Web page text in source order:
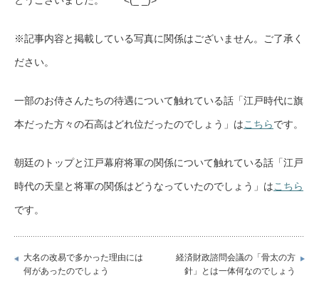
※記事内容と掲載している写真に関係はございません。ご了承く
ださい。
一部のお侍さんたちの待遇について触れている話「江戸時代に旗
本だった方々の石高はどれ位だったのでしょう」はこちらです。
朝廷のトップと江戸幕府将軍の関係について触れている話「江戸
時代の天皇と将軍の関係はどうなっていたのでしょう」はこちら
です。
大名の改易で多かった理由には
何があったのでしょう
経済財政諮問会議の「骨太の方
針」とは一体何なのでしょう